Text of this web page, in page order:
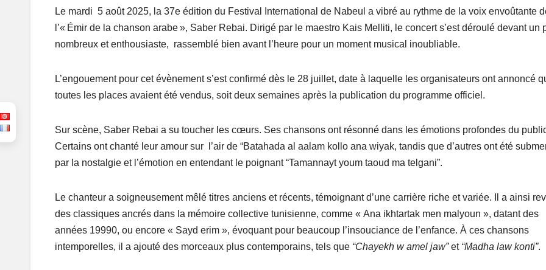
Le mardi 5 août 2025, la 37e édition du Festival International de Nabeul a vibré au rythme de la voix envoûtante
l’« Émir de la chanson arabe », Saber Rebai. Dirigé par le maestro Kais Melliti, le concert s’est déroulé devant un
nombreux et enthousiaste, rassemblé bien avant l’heure pour un moment musical inoubliable.
L’engouement pour cet évènement s’est confirmé dès le 28 juillet, date à laquelle les organisateurs ont annoncé
toutes les places avaient été vendus, soit deux semaines après la publication du programme officiel.
Sur scène, Saber Rebai a su toucher les cœurs. Ses chansons ont résonné dans les émotions profondes du
Certains ont chanté leur amour sur l’air de “Batahada al aalam kollo ana wiyak, tandis que d’autres ont été
par la nostalgie et l’émotion en entendant le poignant “Tamannayt youm taoud ma telgani”.
Le chanteur a soigneusement mêlé titres anciens et récents, témoignant d’une carrière riche et variée. Il a ainsi
des classiques ancrés dans la mémoire collective tunisienne, comme « Ana ikhtartak men malyoun », datant des
années 19990, ou encore « Sayd erim », évoquant pour beaucoup l’insouciance de l’enfance. À ces chansons
intemporelles, il a ajouté des morceaux plus contemporains, tels que “Chayekh w amel jaw”et “Madha law konti”.